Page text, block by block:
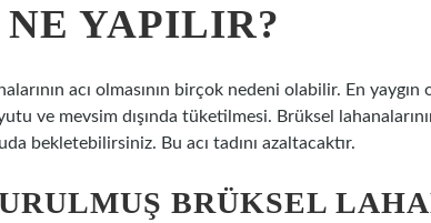
YAPILIR?
acı olmasının birçok nedeni olabilir. En
ve mevsim dışında tüketilmesi. Brüksel
bekletebilirsiniz. Bu acı tadını azaltacaktır.
BRÜKSEL